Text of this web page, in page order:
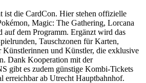
ist die CardCon. Hier stehen offizielle
Magic: The Gathering, Lorcana
auf dem Programm. Ergänzt wird das
Tauschzonen für Karten,
Künstlerinnen und Künstler, die exklusive
Dank Kooperation mit der
gibt es zudem günstige Kombi-Tickets
erreichbar ab Utrecht Hauptbahnhof.